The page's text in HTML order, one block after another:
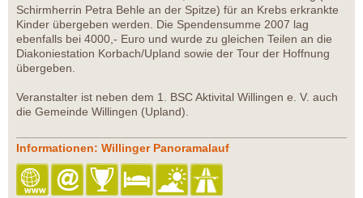
Schirmherrin Petra Behle an der Spitze) für an Krebs erkrankte
Kinder übergeben werden. Die Spendensumme 2007 lag
ebenfalls bei 4000,- Euro und wurde zu gleichen Teilen an die
Diakoniestation Korbach/Upland sowie der Tour der Hoffnung
übergeben.
Veranstalter ist neben dem 1. BSC Aktivital Willingen e. V. auch
die Gemeinde Willingen (Upland).
Informationen: Willinger Panoramalauf